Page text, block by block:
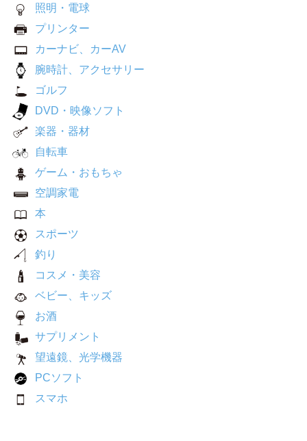
照明・電球
プリンター
カーナビ、カーAV
腕時計、アクセサリー
ゴルフ
DVD・映像ソフト
楽器・器材
自転車
ゲーム・おもちゃ
空調家電
本
スポーツ
釣り
コスメ・美容
ベビー、キッズ
お酒
サプリメント
望遠鏡、光学機器
PCソフト
スマホ